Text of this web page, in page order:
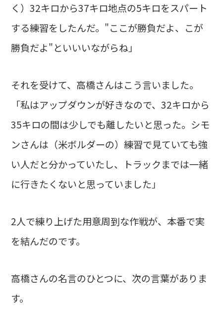
く）32キロから37キロ地点の5キロをスパート
する練習をしたんだ。"ここが勝負だよ、こが
勝負だよ"といいいながらね」
それを受けて、高橋さんはこう言いました。
「私はアップダウンが好きなので、32キロから
35キロの間は少しでも離したいと思った。シモ
ンさんは（米ボルダーの）練習で見ていても強
い人だと分かっていたし、トラックまでは一緒
に行きたくないと思っていました」
2人で練り上げた用意周到な作戦が、本番で実
を結んだのです。
高橋さんの名言のひとつに、次の言葉がありま
す。